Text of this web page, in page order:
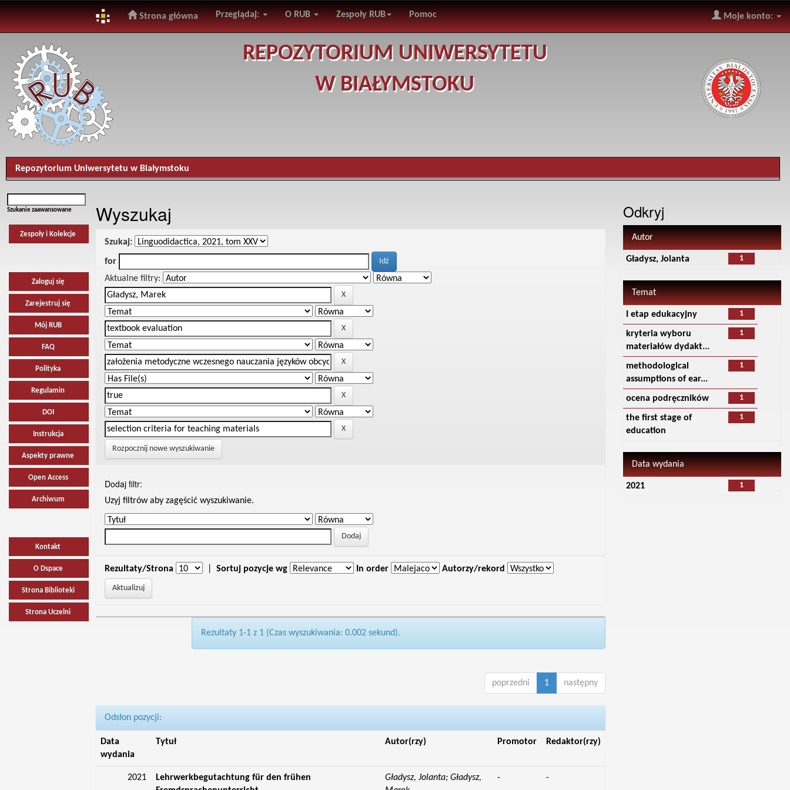
navigation
Strona główna Przeglądaj: O RUB Zespoły RUB Pomoc Moje konto:
REPOZYTORIUM UNIWERSYTETU
W BIAŁYMSTOKU
Repozytorium Uniwersytetu w Białymstoku
Szukanie zaawansowane
Zespoły i Kolekcje
Zaloguj się
Zarejestruj się
Mój RUB
FAQ
Polityka
Regulamin
DOI
Instrukcja
Aspekty prawne
Open Access
Archiwum
Kontakt
O Dspace
Strona Biblioteki
Strona Uczelni
Wyszukaj
Szukaj:
for
Aktualne filtry:
Rozpocznij nowe wyszukiwanie
Dodaj filtr:
Uzyj filtrów aby zagęścić wyszukiwanie.
Rezultaty/Strona Sortuj pozycje wg In order Autorzy/rekord
Rezultaty 1-1 z 1 (Czas wyszukiwania: 0.002 sekund).
poprzedni 1 następny
Odsłon pozycji:
Data
wydania
Tytuł Autor(rzy) Promotor Redaktor(rzy)
2021
Lehrwerkbegutachtung für den frühen
Gładysz, Jolanta; Gładysz,
- -
Odkryj
Autor
1
Gładysz, Jolanta
Temat
1
I etap edukacyjny
1
kryteria wyboru
materiałów dydakt...
1
methodological
assumptions of ear...
1
ocena podręczników
1
the first stage of
education
Data wydania
1
2021